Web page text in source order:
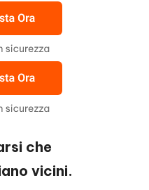
che
vicini.